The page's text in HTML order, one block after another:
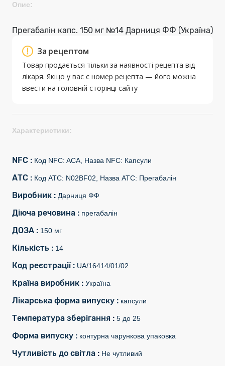
Опис:
Прегабалін капс. 150 мг №14 Дарниця ФФ (Україна)
За рецептом
Товар продається тільки за наявності рецепта від
лікаря. Якщо у вас є номер рецепта — його можна
ввести на головній сторінці сайту
Характеристики:
NFC : Код NFC: ACA, Назва NFC: Капсули
АТС : Код АТС: N02BF02, Назва АТС: Прегабалін
Виробник : Дарниця ФФ
Діюча речовина : прегабалін
ДОЗА : 150 мг
Кількість : 14
Код реєстрації : UA/16414/01/02
Країна виробник : Україна
Лікарська форма випуску : капсули
Температура зберігання : 5 до 25
Форма випуску : контурна чарункова упаковка
Чутливість до світла : Не чутливий